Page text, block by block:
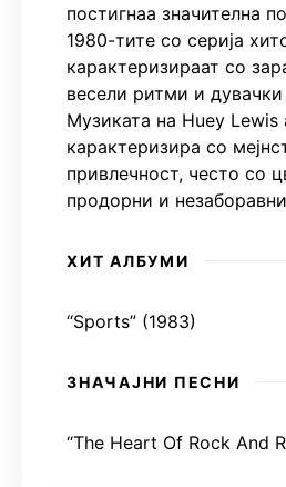
постигнаа значителна
1980-тите со серија
карактеризираат со
весели ритми и
Музиката на Huey Lewis
карактеризира со
привлечност, често со
продорни и
ХИТ АЛБУМИ
“Sports” (1983)
ЗНАЧАЈНИ ПЕСНИ
“The Heart Of Rock And